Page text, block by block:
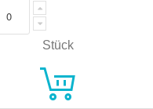
Stück